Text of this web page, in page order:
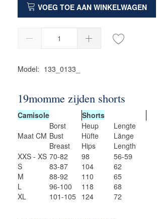
VOEG TOE AAN WINKELWAGEN
Model: 133_0133_
19momme zijden shorts
Camisole Shorts
Maat CM
Borst
Bust
Breast
Heup
Hüfte
Hips
Lengte
Länge
Length
XXS - XS 70-82 98
56-59
S
83-87 104
62
M
88-92 110
65
L
96-100 118
68
XL
101-105 124 72